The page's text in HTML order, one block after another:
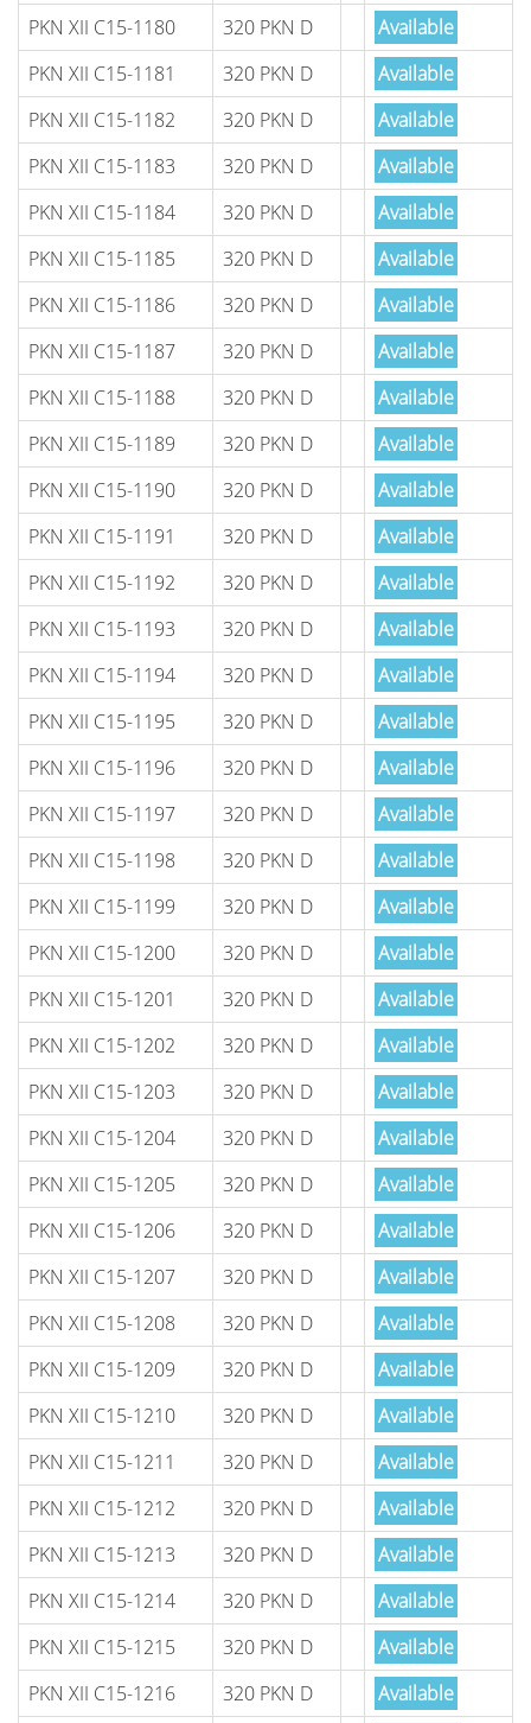
PKN XII C15-1180
320 PKN D
Available
PKN XII C15-1181
320 PKN D
Available
PKN XII C15-1182
320 PKN D
Available
PKN XII C15-1183
320 PKN D
Available
PKN XII C15-1184
320 PKN D
Available
PKN XII C15-1185
320 PKN D
Available
PKN XII C15-1186
320 PKN D
Available
PKN XII C15-1187
320 PKN D
Available
PKN XII C15-1188
320 PKN D
Available
PKN XII C15-1189
320 PKN D
Available
PKN XII C15-1190
320 PKN D
Available
PKN XII C15-1191
320 PKN D
Available
PKN XII C15-1192
320 PKN D
Available
PKN XII C15-1193
320 PKN D
Available
PKN XII C15-1194
320 PKN D
Available
PKN XII C15-1195
320 PKN D
Available
PKN XII C15-1196
320 PKN D
Available
PKN XII C15-1197
320 PKN D
Available
PKN XII C15-1198
320 PKN D
Available
PKN XII C15-1199
320 PKN D
Available
PKN XII C15-1200
320 PKN D
Available
PKN XII C15-1201
320 PKN D
Available
PKN XII C15-1202
320 PKN D
Available
PKN XII C15-1203
320 PKN D
Available
PKN XII C15-1204
320 PKN D
Available
PKN XII C15-1205
320 PKN D
Available
PKN XII C15-1206
320 PKN D
Available
PKN XII C15-1207
320 PKN D
Available
PKN XII C15-1208
320 PKN D
Available
PKN XII C15-1209
320 PKN D
Available
PKN XII C15-1210
320 PKN D
Available
PKN XII C15-1211
320 PKN D
Available
PKN XII C15-1212
320 PKN D
Available
PKN XII C15-1213
320 PKN D
Available
PKN XII C15-1214
320 PKN D
Available
PKN XII C15-1215
320 PKN D
Available
PKN XII C15-1216
320 PKN D
Available